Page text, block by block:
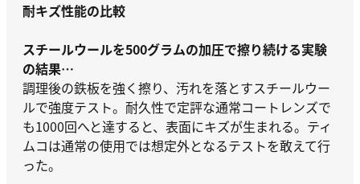
耐キズ性能の比較
スチールウールを500グラムの加圧で擦り続ける実験
の結果…
調理後の鉄板を強く擦り、汚れを落とすスチールウー
ルで強度テスト。耐久性で定評な通常コートレンズで
も1000回へと達すると、表面にキズが生まれる。ティ
ムコは通常の使用では想定外となるテストを敢えて行
った。